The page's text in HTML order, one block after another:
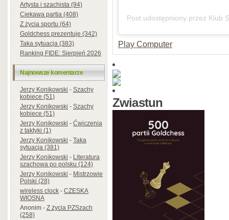
Artysta i szachista (94)
Ciekawa partia (408)
Z życia sportu (64)
Goldchess prezentuje (342)
Taka sytuacja (383)
Ranking FIDE: Sierpień 2026
Najnowsze komentarze
Jerzy Konikowski-Szachy
kobiece (51)
Jerzy Konikowski-Szachy
kobiece (51)
Jerzy Konikowski-Ćwiczenia
z taktyki (1)
Jerzy Konikowski-Taka
sytuacja (381)
Jerzy Konikowski-Literatura
szachowa po polsku (124)
Jerzy Konikowski-Mistrzowie
Polski (28)
wireless clock-CZESKA
WIOSNA
Anonim-Z życia PZSzach
(258)
Play Computer
Zwiastun